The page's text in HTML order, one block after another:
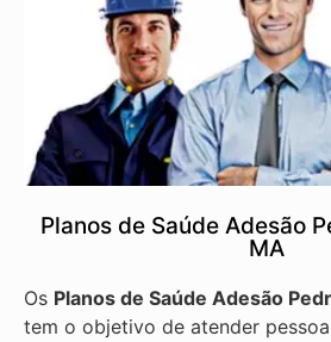
Planos de Saúde Adesão
MA
Os Planos de Saúde Adesão
tem o objetivo de atender